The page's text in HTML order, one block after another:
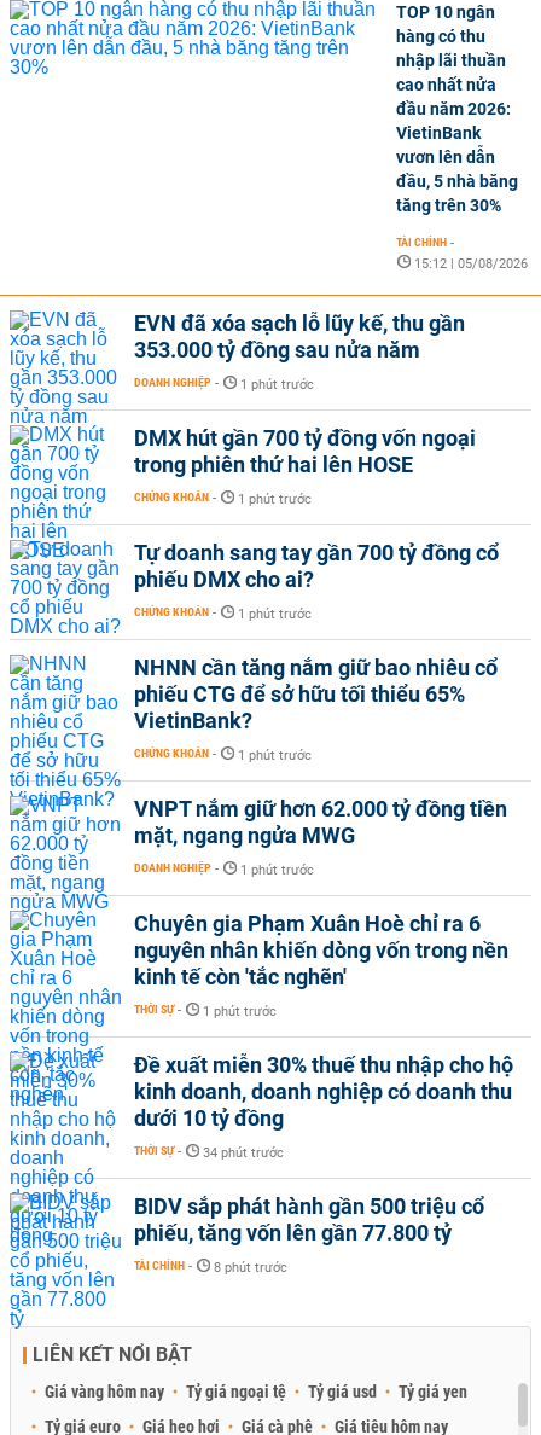
TOP 10 ngân
hàng có thu
nhập lãi thuần
cao nhất nửa
đầu năm 2026:
VietinBank
vươn lên dẫn
đầu, 5 nhà băng
tăng trên 30%
TÀI CHÍNH -
15:12 | 05/08/2026
EVN đã xóa sạch lỗ lũy kế, thu gần
353.000 tỷ đồng sau nửa năm
DOANH NGHIỆP - 1 phút trước
DMX hút gần 700 tỷ đồng vốn ngoại
trong phiên thứ hai lên HOSE
CHỨNG KHOÁN - 1 phút trước
Tự doanh sang tay gần 700 tỷ đồng cổ
phiếu DMX cho ai?
CHỨNG KHOÁN - 1 phút trước
NHNN cần tăng nắm giữ bao nhiêu cổ
phiếu CTG để sở hữu tối thiểu 65%
VietinBank?
CHỨNG KHOÁN - 1 phút trước
VNPT nắm giữ hơn 62.000 tỷ đồng tiền
mặt, ngang ngửa MWG
DOANH NGHIỆP - 1 phút trước
Chuyên gia Phạm Xuân Hoè chỉ ra 6
nguyên nhân khiến dòng vốn trong nền
kinh tế còn 'tắc nghẽn'
THỜI SỰ - 1 phút trước
Đề xuất miễn 30% thuế thu nhập cho hộ
kinh doanh, doanh nghiệp có doanh thu
dưới 10 tỷ đồng
THỜI SỰ - 34 phút trước
BIDV sắp phát hành gần 500 triệu cổ
phiếu, tăng vốn lên gần 77.800 tỷ
TÀI CHÍNH - 8 phút trước
LIÊN KẾT NỔI BẬT
Giá vàng hôm nay Tỷ giá ngoại tệ Tỷ giá usd
Tỷ giá yen
Tỷ giá euro
Giá heo hơi Giá cà phê Giá tiêu hôm nay